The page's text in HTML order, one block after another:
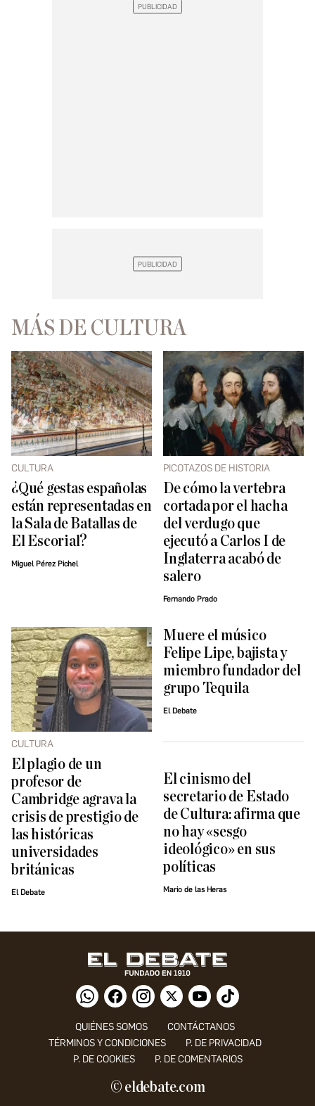
MÁS DE CULTURA
CULTURA
¿Qué gestas españolas
están representadas en
la Sala de Batallas de
El Escorial?
Miguel Pérez Pichel
PICOTAZOS DE HISTORIA
De cómo la vertebra
cortada por el hacha
del verdugo que
ejecutó a Carlos I de
Inglaterra acabó de
salero
Fernando Prado
CULTURA
El plagio de un
profesor de
Cambridge agrava la
crisis de prestigio de
las históricas
universidades
británicas
El Debate
Muere el músico
Felipe Lipe, bajista y
miembro fundador del
grupo Tequila
El Debate
El cinismo del
secretario de Estado
de Cultura: afirma que
no hay «sesgo
ideológico» en sus
políticas
Mario de las Heras
QUIÉNES SOMOS
CONTÁCTANOS
TÉRMINOS Y CONDICIONES
P. DE PRIVACIDAD
P. DE COOKIES
P. DE COMENTARIOS
© eldebate.com